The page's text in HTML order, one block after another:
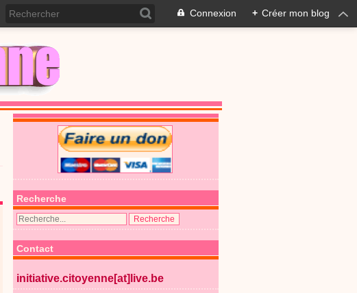
Connexion + Créer mon blog
Recherche
Contact
initiative.citoyenne[at]live.be